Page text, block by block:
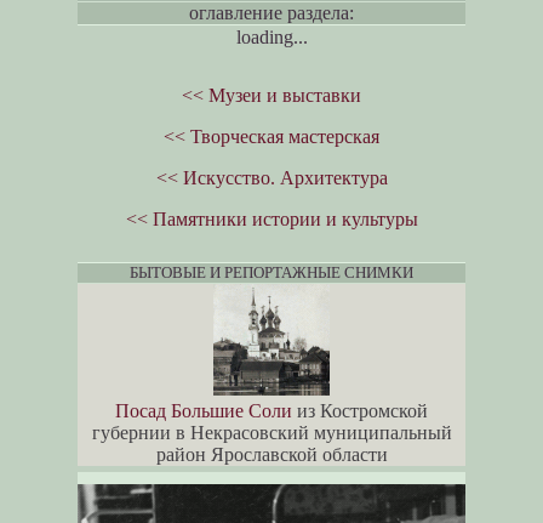
оглавление раздела:
loading...
<< Музеи и выставки
<< Творческая мастерская
<< Искусство. Архитектура
<< Памятники истории и культуры
БЫТОВЫЕ И РЕПОРТАЖНЫЕ СНИМКИ
Посад Большие Соли из Костромской
губернии в Некрасовский муниципальный
район Ярославской области